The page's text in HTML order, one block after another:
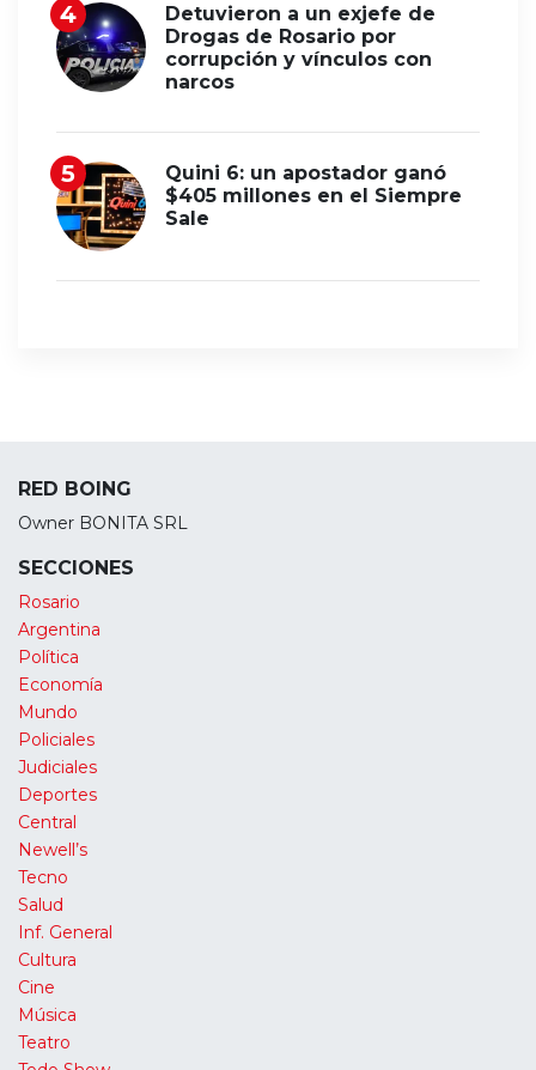
Detuvieron a un exjefe de
Drogas de Rosario por
corrupción y vínculos con
narcos
Quini 6: un apostador ganó
$405 millones en el Siempre
Sale
RED BOING
Owner BONITA SRL
SECCIONES
Rosario
Argentina
Política
Economía
Mundo
Policiales
Judiciales
Deportes
Central
Newell’s
Tecno
Salud
Inf. General
Cultura
Cine
Música
Teatro